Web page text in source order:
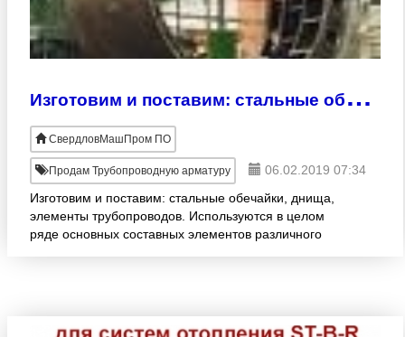
И
зготовим и поставим: стальные обечайки, днища, элементы трубопроводов.
СвердловМашПром ПО
Продам Трубопроводную арматуру
06.02.2019 07:34
Изготовим и поставим: стальные обечайки, днища,
элементы трубопроводов. Используются в целом
ряде основных составных элементов различного